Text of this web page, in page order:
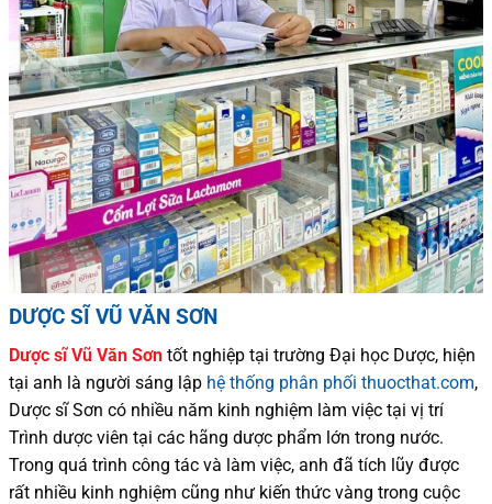
DƯỢC SĨ VŨ VĂN SƠN
Dược sĩVũ Văn Sơn tốt nghiệp tại trường Đại học Dược, hiện
tại anh là người sáng lập hệ thống phân phối thuocthat.com,
Dược sĩSơn có nhiều năm kinh nghiệm làm việc tại vị trí
Trình dược viên tại các hãng dược phẩm lớn trong nước.
Trong quá trình công tác và làm việc, anh đã tích lũy được
rất nhiều kinh nghiệm cũng như kiến thức vàng trong cuộc